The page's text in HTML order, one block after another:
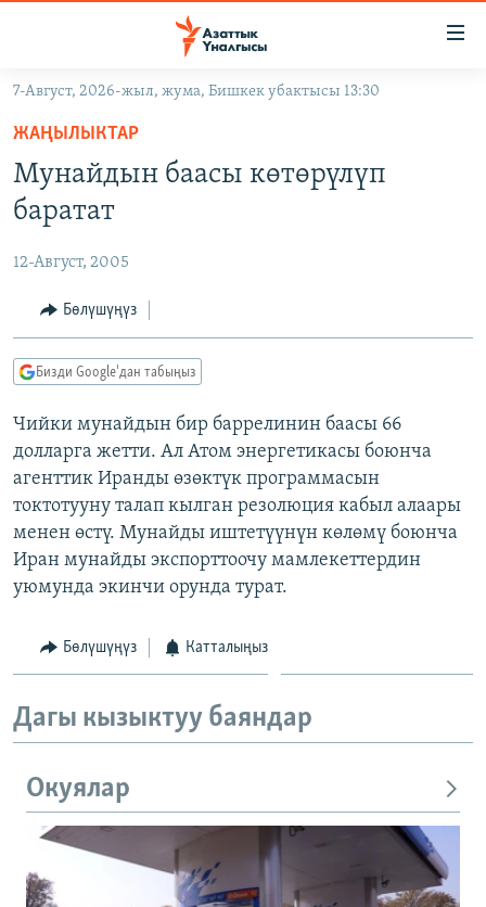
Навигацияга
өтүңүз
Издөөгө
салыңызКЫРГЫЗСТАН
ЭКОНОМИКА
МАДАНИЯТ
ДҮЙНӨ
БОРБОР АЗИЯ
УКРАИНА
АТАЙЫН ИЛИКТӨӨ
ТВ ПРОГРАММАЛАР
ЭКСПЕРТТЕР ТАЛДАЙТ
БИЗ ЖАНА ДҮЙНӨ
ДАНИСТЕ
ЭЖЕ-СИҢДИЛЕР
ЫҢГАЙСЫЗ СУРООЛОР
ӨЗГӨЧӨ ПИКИР
Русский
ОНЛАЙН ШЕРИНЕ
ЭЕ/АРнун бардык сайттары
7-Август, 2026-жыл, жума, Бишкек убактысы 13:30
ЖАҢЫЛЫКТАР
Мунайдын баасы көтөрүлүп
баратат
12-Август, 2005
Бөлүшүңүз
Бизди Google'дан табыңыз
Чийки мунайдын бир баррелинин баасы 66
долларга жетти. Ал Атом энергетикасы боюнча
агенттик Иранды өзөктүк программасын
токтотууну талап кылган резолюция кабыл алаары
менен өстү. Мунайды иштетүүнүн көлөмү боюнча
Иран мунайды экспорттоочу мамлекеттердин
уюмунда экинчи орунда турат.
Бөлүшүңүз Катталыңыз
Дагы кызыктуу баяндар
Окуялар